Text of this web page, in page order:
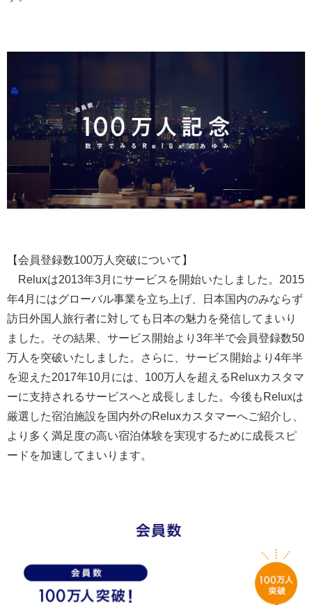
【会員登録数100万人突破について】
Reluxは2013年3月にサービスを開始いたしました。2015
年4月にはグローバル事業を立ち上げ、日本国内のみならず
訪日外国人旅行者に対しても日本の魅力を発信してまいり
ました。その結果、サービス開始より3年半で会員登録数50
万人を突破いたしました。さらに、サービス開始より4年半
を迎えた2017年10月には、100万人を超えるReluxカスタマ
ーに支持されるサービスへと成長しました。今後もReluxは
厳選した宿泊施設を国内外のReluxカスタマーへご紹介し、
より多く満足度の高い宿泊体験を実現するために成長スピ
ードを加速してまいります。